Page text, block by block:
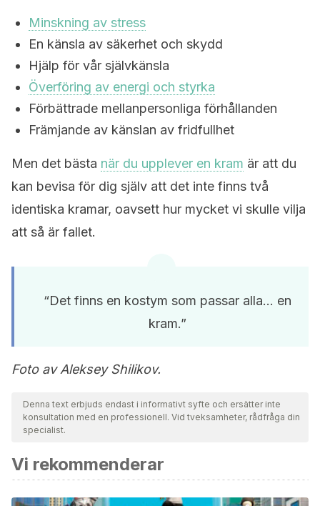
Minskning av stress
En känsla av säkerhet och skydd
Hjälp för vår självkänsla
Överföring av energi och styrka
Förbättrade mellanpersonliga förhållanden
Främjande av känslan av fridfullhet
Men det bästa när du upplever en kram är att du
kan bevisa för dig själv att det inte finns två
identiska kramar, oavsett hur mycket vi skulle vilja
att så är fallet.
“Det finns en kostym som passar alla… en
kram.”
Foto av Aleksey Shilikov.
Denna text erbjuds endast i informativt syfte och ersätter inte
konsultation med en professionell. Vid tveksamheter, rådfråga din
specialist.
Vi rekommenderar